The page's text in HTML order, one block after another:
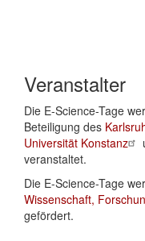
Veranstalter
Die E-Science-Tage
Beteiligung des
Universität Konstanz
veranstaltet.
Die E-Science-Tage
Wissenschaft,
gefördert.